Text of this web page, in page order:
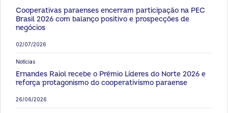
02/07/2026
Cooperativas paraenses encerram participação na PEC
Brasil 2026 com balanço positivo e prospecções de
negócios
Notícias
26/06/2026
Ernandes Raiol recebe o Prêmio Líderes do Norte 2026 e
reforça protagonismo do cooperativismo paraense